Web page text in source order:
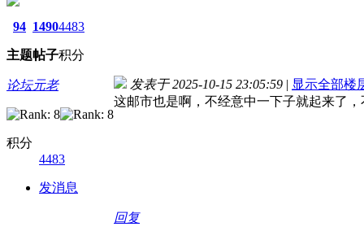
94
主题
1490
帖子
4483
积分
论坛元老
积分
4483
发消息
发表于 2025-10-15 23:05:59 | 显示全部楼
这邮市也是啊，不经意中一下子就起来了，
回复